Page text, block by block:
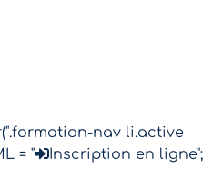
nav li.active
= "
Inscription en ligne";